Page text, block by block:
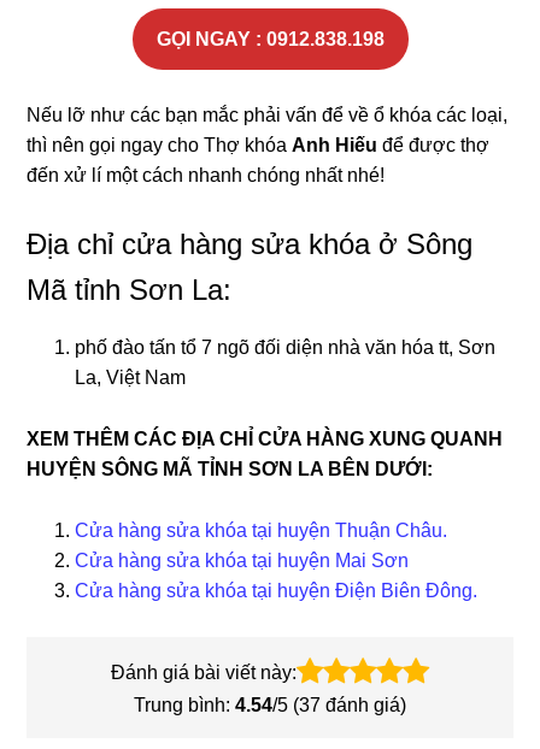
GỌI NGAY : 0912.838.198
Nếu lỡ như các bạn mắc phải vấn để về ổ khóa các loại,
thì nên gọi ngay cho Thợ khóaAnh Hiếuđể được thợ
đến xử lí một cách nhanh chóng nhất nhé!
Địa chỉ cửa hàng sửa khóa ở Sông
Mã tỉnh Sơn La:
phố đào tấn tổ 7 ngõ đối diện nhà văn hóa tt, Sơn
La, Việt Nam
XEM THÊM CÁC ĐỊA CHỈ CỬA HÀNG XUNG QUANH
HUYỆN SÔNG MÃ TỈNH SƠN LA BÊN DƯỚI:
Cửa hàng sửa khóa tại huyện Thuận Châu.
Cửa hàng sửa khóa tại huyện Mai Sơn
Cửa hàng sửa khóa tại huyện Điện Biên Đông.
Đánh giá bài viết này:
Trung bình: 4.54/5 (37 đánh giá)